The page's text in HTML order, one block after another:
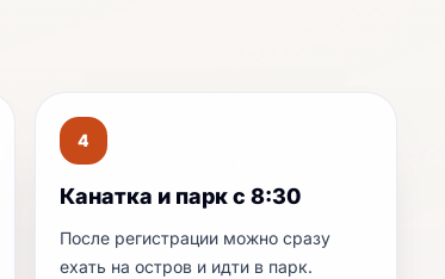
4
Канатка и парк с 8:30
После регистрации можно сразу
ехать на остров и идти в парк.